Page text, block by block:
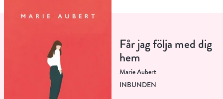
Får jag följa med dig
hem
Marie Aubert
INBUNDEN